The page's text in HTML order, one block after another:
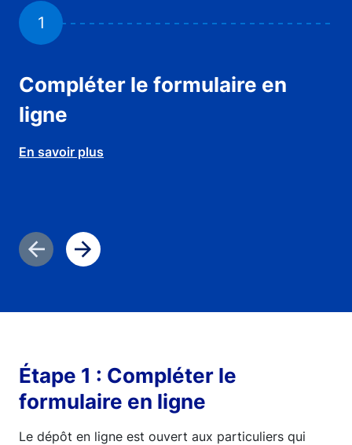
1
Compléter le formulaire en
ligne
En savoir plus
Diapositive précédente
Diapositive suivante
Étape 1 : Compléter le
formulaire en ligne
Le dépôt en ligne est ouvert aux particuliers qui